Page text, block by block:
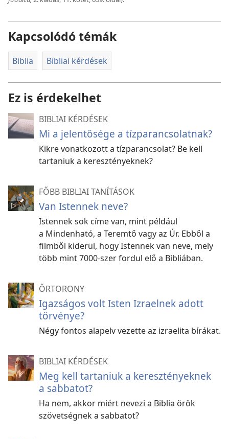
Kapcsolódó témák
Biblia Bibliai kérdések
Ez is érdekelhet
BIBLIAI KÉRDÉSEK
Mi a jelentősége a tízparancsolatnak?
Kikre vonatkozott a tízparancsolat? Be kell
tartaniuk a keresztényeknek?
FŐBB BIBLIAI TANÍTÁSOK
Van Istennek neve?
Istennek sok címe van, mint például
a Mindenható, a Teremtő vagy az Úr. Ebből a
filmből kiderül, hogy Istennek van neve, mely
több mint 7000-szer fordul elő a Bibliában.
ŐRTORONY
Igazságos volt Isten Izraelnek adott
törvénye?
Négy fontos alapelv vezette az izraelita bírákat.
BIBLIAI KÉRDÉSEK
Meg kell tartaniuk a keresztényeknek
a sabbatot?
Ha nem, akkor miért nevezi a Biblia örök
szövetségnek a sabbatot?